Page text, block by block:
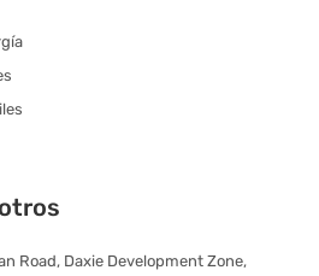
Road, Daxie Development Zone,